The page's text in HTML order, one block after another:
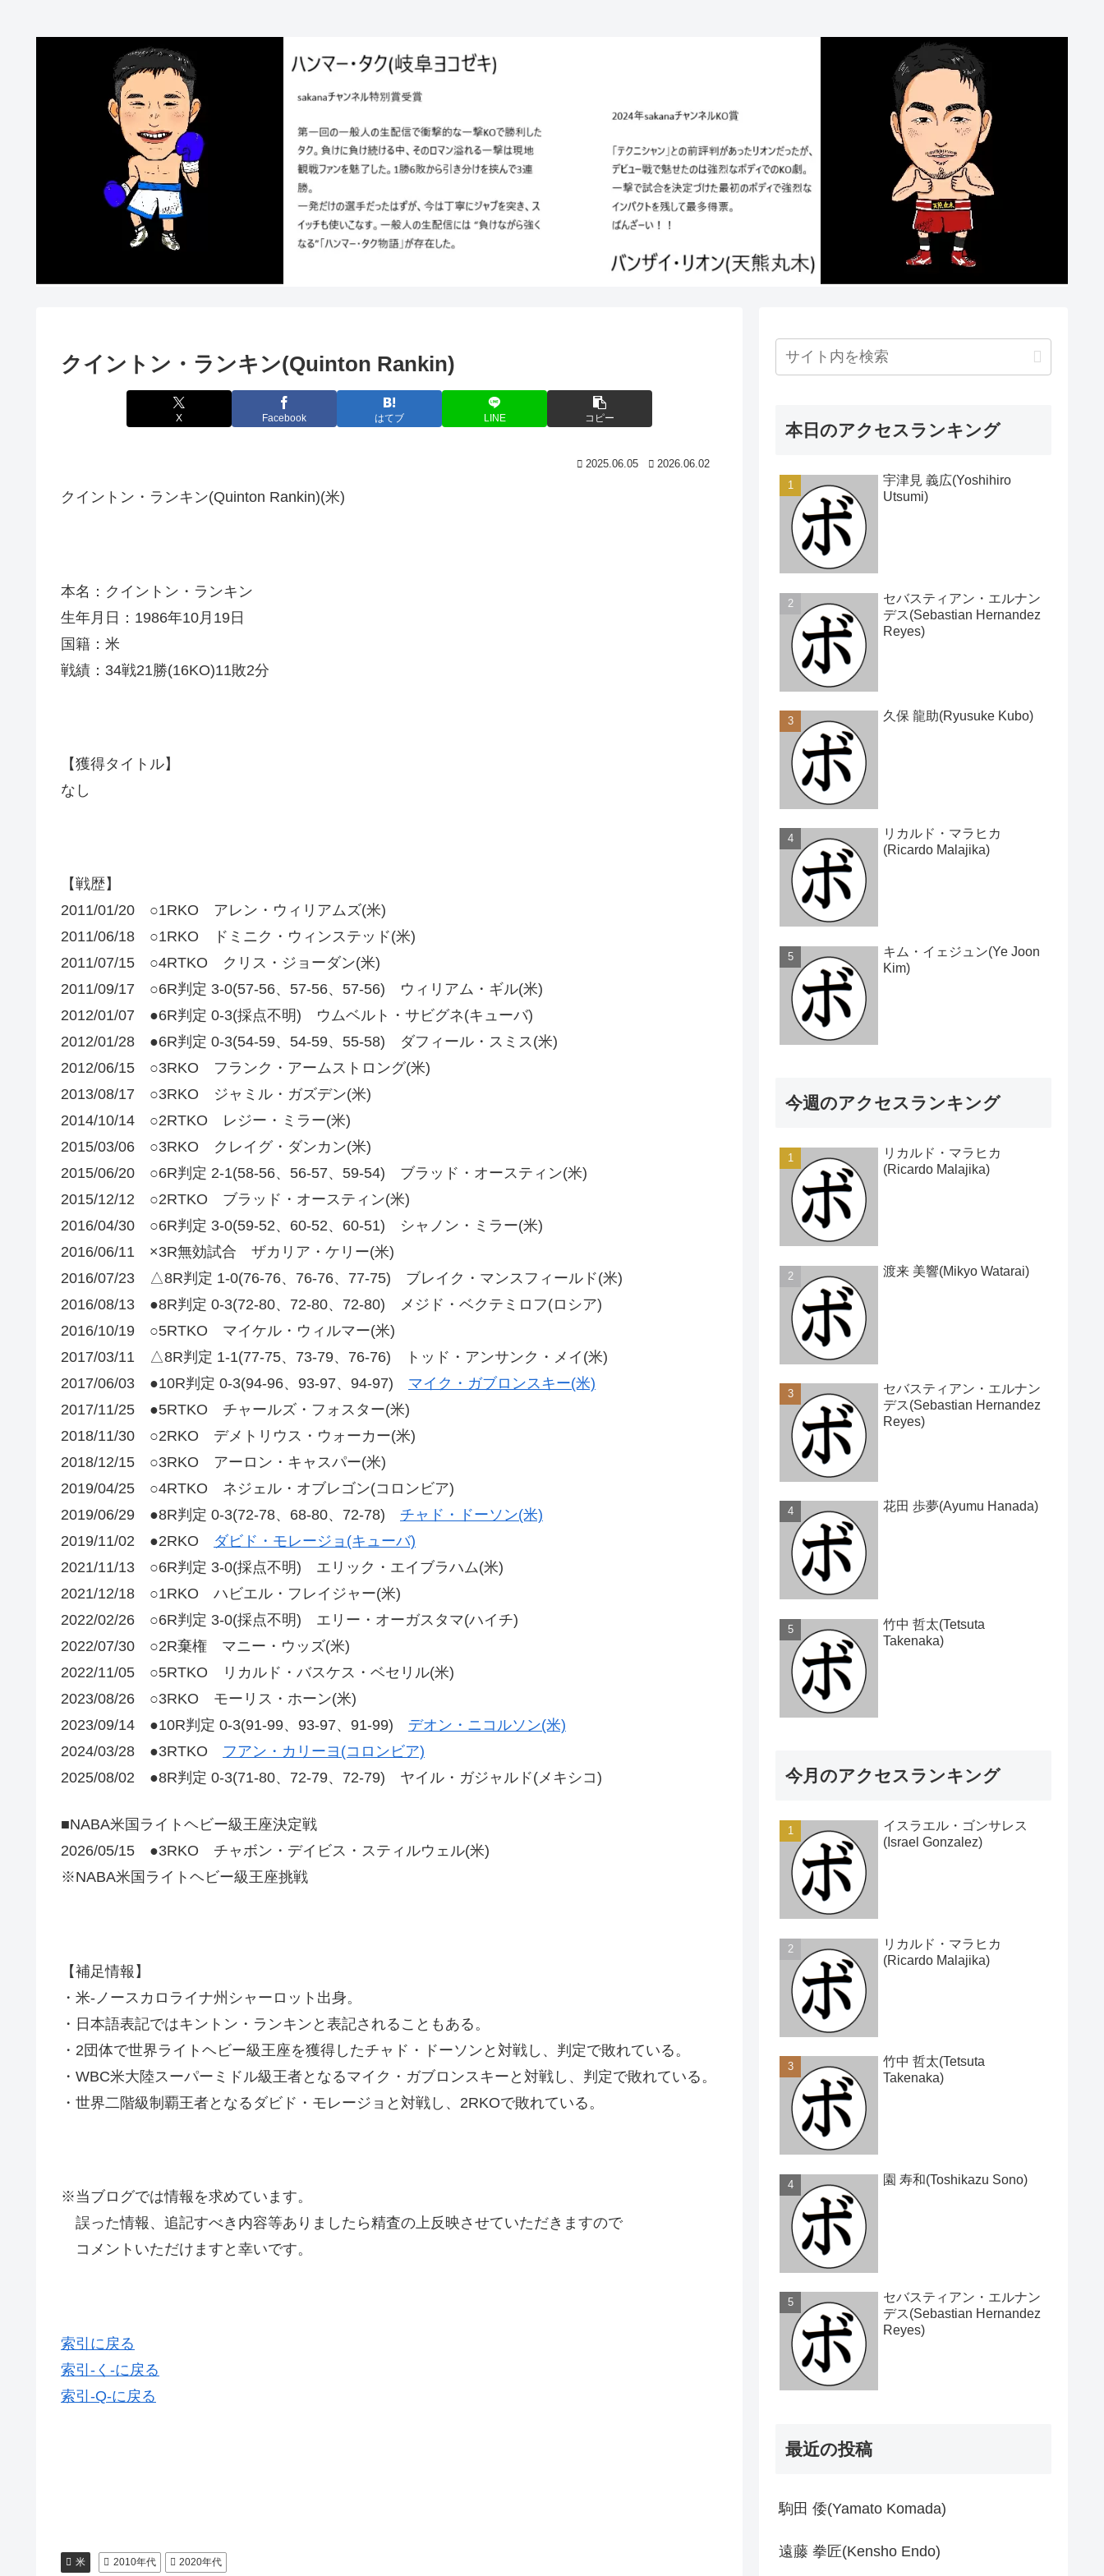
クイントン・ランキン(Quinton Rankin)
X Facebook はてブ LINE コピー
2025.06.05 2026.06.02
クイントン・ランキン(Quinton Rankin)(米)
本名：クイントン・ランキン
生年月日：1986年10月19日
国籍：米
戦績：34戦21勝(16KO)11敗2分
【獲得タイトル】
なし
【戦歴】
2011/01/20 ○1RKO アレン・ウィリアムズ(米)
2011/06/18 ○1RKO ドミニク・ウィンステッド(米)
2011/07/15 ○4RTKO クリス・ジョーダン(米)
2011/09/17 ○6R判定 3-0(57-56、57-56、57-56) ウィリアム・ギル(米)
2012/01/07 ●6R判定 0-3(採点不明) ウムベルト・サビグネ(キューバ)
2012/01/28 ●6R判定 0-3(54-59、54-59、55-58) ダフィール・スミス(米)
2012/06/15 ○3RKO フランク・アームストロング(米)
2013/08/17 ○3RKO ジャミル・ガズデン(米)
2014/10/14 ○2RTKO レジー・ミラー(米)
2015/03/06 ○3RKO クレイグ・ダンカン(米)
2015/06/20 ○6R判定 2-1(58-56、56-57、59-54) ブラッド・オースティン(米)
2015/12/12 ○2RTKO ブラッド・オースティン(米)
2016/04/30 ○6R判定 3-0(59-52、60-52、60-51) シャノン・ミラー(米)
2016/06/11 ×3R無効試合 ザカリア・ケリー(米)
2016/07/23 △8R判定 1-0(76-76、76-76、77-75) ブレイク・マンスフィールド(米)
2016/08/13 ●8R判定 0-3(72-80、72-80、72-80) メジド・ベクテミロフ(ロシア)
2016/10/19 ○5RTKO マイケル・ウィルマー(米)
2017/03/11 △8R判定 1-1(77-75、73-79、76-76) トッド・アンサンク・メイ(米)
2017/06/03 ●10R判定 0-3(94-96、93-97、94-97) マイク・ガブロンスキー(米)
2017/11/25 ●5RTKO チャールズ・フォスター(米)
2018/11/30 ○2RKO デメトリウス・ウォーカー(米)
2018/12/15 ○3RKO アーロン・キャスパー(米)
2019/04/25 ○4RTKO ネジェル・オブレゴン(コロンビア)
2019/06/29 ●8R判定 0-3(72-78、68-80、72-78) チャド・ドーソン(米)
2019/11/02 ●2RKO ダビド・モレージョ(キューバ)
2021/11/13 ○6R判定 3-0(採点不明) エリック・エイブラハム(米)
2021/12/18 ○1RKO ハビエル・フレイジャー(米)
2022/02/26 ○6R判定 3-0(採点不明) エリー・オーガスタマ(ハイチ)
2022/07/30 ○2R棄権 マニー・ウッズ(米)
2022/11/05 ○5RTKO リカルド・バスケス・ベセリル(米)
2023/08/26 ○3RKO モーリス・ホーン(米)
2023/09/14 ●10R判定 0-3(91-99、93-97、91-99) デオン・ニコルソン(米)
2024/03/28 ●3RTKO フアン・カリーヨ(コロンビア)
2025/08/02 ●8R判定 0-3(71-80、72-79、72-79) ヤイル・ガジャルド(メキシコ)
■NABA米国ライトヘビー級王座決定戦
2026/05/15 ●3RKO チャボン・デイビス・スティルウェル(米)
※NABA米国ライトヘビー級王座挑戦
【補足情報】
・米-ノースカロライナ州シャーロット出身。
・日本語表記ではキントン・ランキンと表記されることもある。
・2団体で世界ライトヘビー級王座を獲得したチャド・ドーソンと対戦し、判定で敗れている。
・WBC米大陸スーパーミドル級王者となるマイク・ガブロンスキーと対戦し、判定で敗れている。
・世界二階級制覇王者となるダビド・モレージョと対戦し、2RKOで敗れている。
※当ブログでは情報を求めています。
誤った情報、追記すべき内容等ありましたら精査の上反映させていただきますので
コメントいただけますと幸いです。
索引に戻る
索引-く-に戻る
索引-Q-に戻る
米 2010年代 2020年代
本日のアクセスランキング
宇津見 義広(Yoshihiro
Utsumi)
セバスティアン・エルナン
デス(Sebastian Hernandez
Reyes)
久保 龍助(Ryusuke Kubo)
リカルド・マラヒカ
(Ricardo Malajika)
キム・イェジュン(Ye Joon
Kim)
今週のアクセスランキング
リカルド・マラヒカ
(Ricardo Malajika)
渡来 美響(Mikyo Watarai)
セバスティアン・エルナン
デス(Sebastian Hernandez
Reyes)
花田 歩夢(Ayumu Hanada)
竹中 哲太(Tetsuta
Takenaka)
今月のアクセスランキング
イスラエル・ゴンサレス
(Israel Gonzalez)
リカルド・マラヒカ
(Ricardo Malajika)
竹中 哲太(Tetsuta
Takenaka)
園 寿和(Toshikazu Sono)
セバスティアン・エルナン
デス(Sebastian Hernandez
Reyes)
最近の投稿
駒田 倭(Yamato Komada)
遠藤 拳匠(Kensho Endo)